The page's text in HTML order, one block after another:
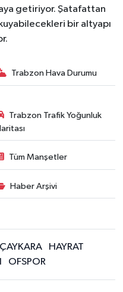
getiriyor. Şatafattan
bir altyapı
Trabzon Hava Durumu
Trabzon Trafik Yoğunluk
Tüm Manşetler
Haber Arşivi
ÇAYKARA
HAYRAT
OFSPOR